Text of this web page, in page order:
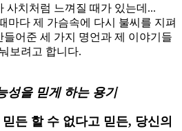
사치처럼 느껴질 때가 있는데...
마다 제 가슴속에 다시 불씨를 지펴
어준 세 가지 명언과 제 이야기들
보려고 합니다.
성을 믿게 하는 용기
든 할 수 없다고 믿든, 당신의